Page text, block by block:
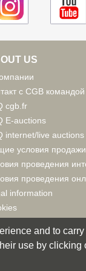
US
с CGB командой
cgb.fr
E-auctions
internet/live auctions
условия продажи
проведения
проведения
information
and to
use by